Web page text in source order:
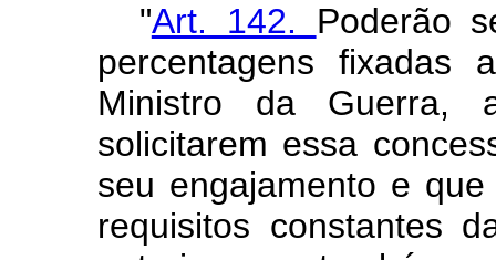
"Art. 142. Poderão
percentagens fixadas
Ministro da Guerra,
solicitarem essa
seu engajamento e
requisitos constantes